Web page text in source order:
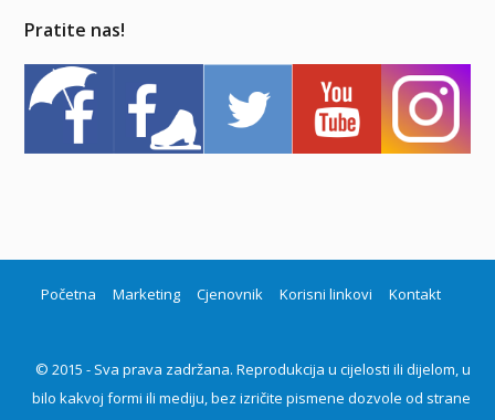
Pratite nas!
Početna Marketing Cjenovnik Korisni linkovi Kontakt
© 2015 - Sva prava zadržana. Reprodukcija u cijelosti ili dijelom, u
bilo kakvoj formi ili mediju, bez izričite pismene dozvole od strane